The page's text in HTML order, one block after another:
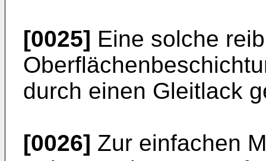
[0025] Eine solche
durch einen Gleitlack
[0026] Zur einfachen